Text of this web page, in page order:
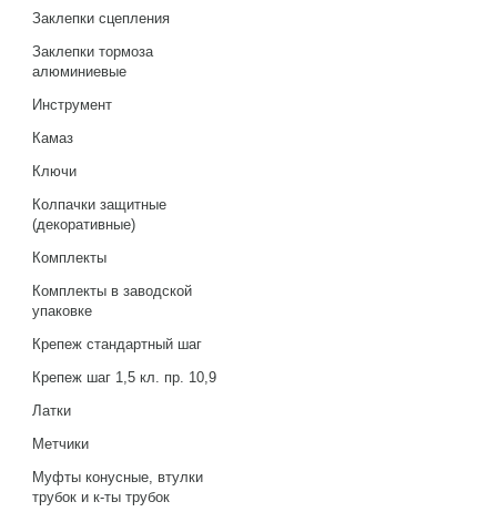
Заклепки сцепления
Заклепки тормоза
алюминиевые
Инструмент
Камаз
Ключи
Колпачки защитные
(декоративные)
Комплекты
Комплекты в заводской
упаковке
Крепеж стандартный шаг
Крепеж шаг 1,5 кл. пр. 10,9
Латки
Метчики
Муфты конусные, втулки
трубок и к-ты трубок